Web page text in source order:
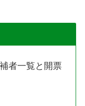
者一覧と開票